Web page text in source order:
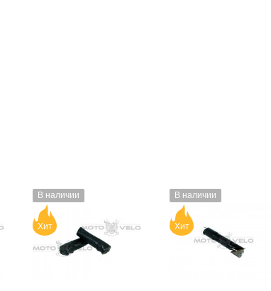
В наличии
Хит
В наличии
Хит